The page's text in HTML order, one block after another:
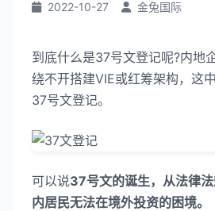
2022-10-27 金兔国际
到底什么是37号文登记呢?内地
绕不开搭建VIE或红筹架构，这
37号文登记。
可以说37号文的诞生，从法律
内居民无法在境外投资的困境。